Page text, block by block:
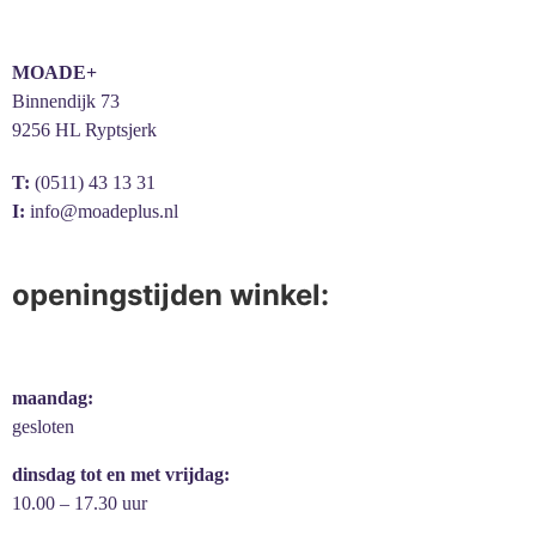
MOADE+
Binnendijk 73
9256 HL Ryptsjerk
T: (0511) 43 13 31
I: info@moadeplus.nl
openingstijden winkel:
maandag:
gesloten
dinsdag tot en met vrijdag:
10.00 – 17.30 uur